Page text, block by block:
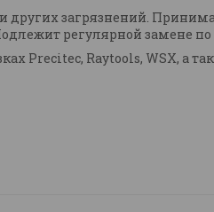
загрязнений.
регулярной замене
Precitec, Raytools, WSX, а